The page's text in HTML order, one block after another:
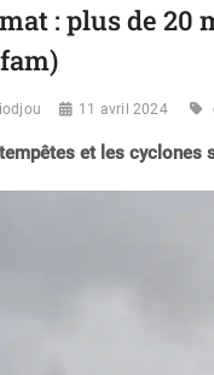
: plus de 20
11 avril 2024
et les cyclones